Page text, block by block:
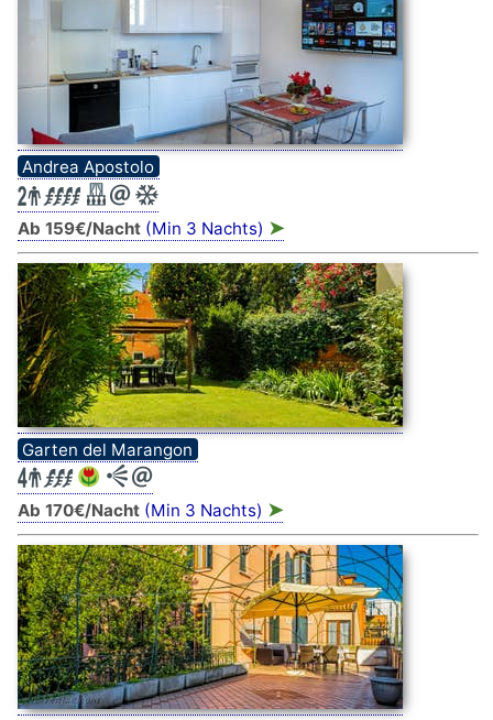
Andrea Apostolo
Ab 159€/Nacht(Min 3 Nachts) ➤
Garten del Marangon
Ab 170€/Nacht(Min 3 Nachts) ➤